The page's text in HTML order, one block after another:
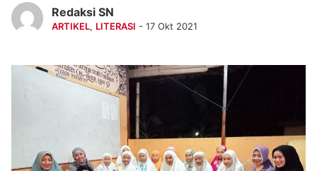
Redaksi SN
ARTIKEL, LITERASI - 17 Okt 2021